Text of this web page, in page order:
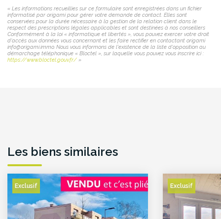
« Les informations recueillies sur ce formulaire sont enregistrées dans un fichier
informatisé par origami pour gérer votre demande de contact. Elles sont
conservées pour la durée nécessaire à la gestion de la relation client dans le
respect des prescriptions légales applicables et sont destinées à nos conseillers
Conformément à la loi « informatique et libertés », vous pouvez exercer votre droit
d'accès aux données vous concernant et les faire rectifier en contactant origami
info@origami.immo. Nous vous informons de l'existence de la liste d'opposition au
démarchage téléphonique « Bloctel », sur laquelle vous pouvez vous inscrire ici :
https://www.bloctel.gouv.fr/ »
Les biens similaires
Exclusif Exclusif